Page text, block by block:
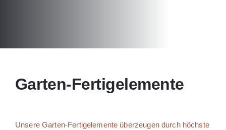
Garten-Fertigelemente
Unsere Garten-Fertigelemente überzeugen durch höchste